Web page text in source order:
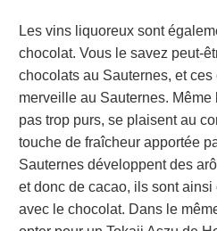
Les vins liquoreux sont
chocolat. Vous le savez peut-
chocolats au Sauternes, et
merveille au Sauternes.
pas trop purs, se plaisent au
touche de fraîcheur apportée
Sauternes développent des
et donc de cacao, ils sont
avec le chocolat. Dans le